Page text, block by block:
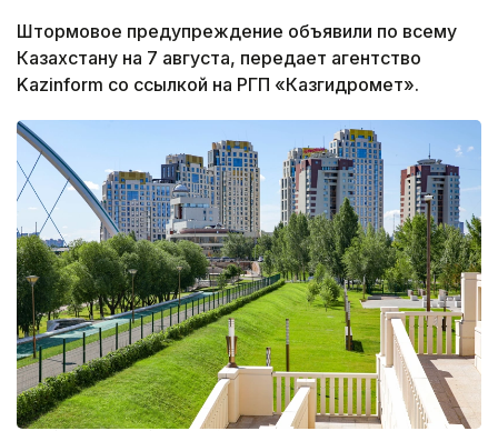
Штормовое предупреждение объявили по всему
Казахстану на 7 августа, передает агентство
Kazinform со ссылкой на РГП «Казгидромет».